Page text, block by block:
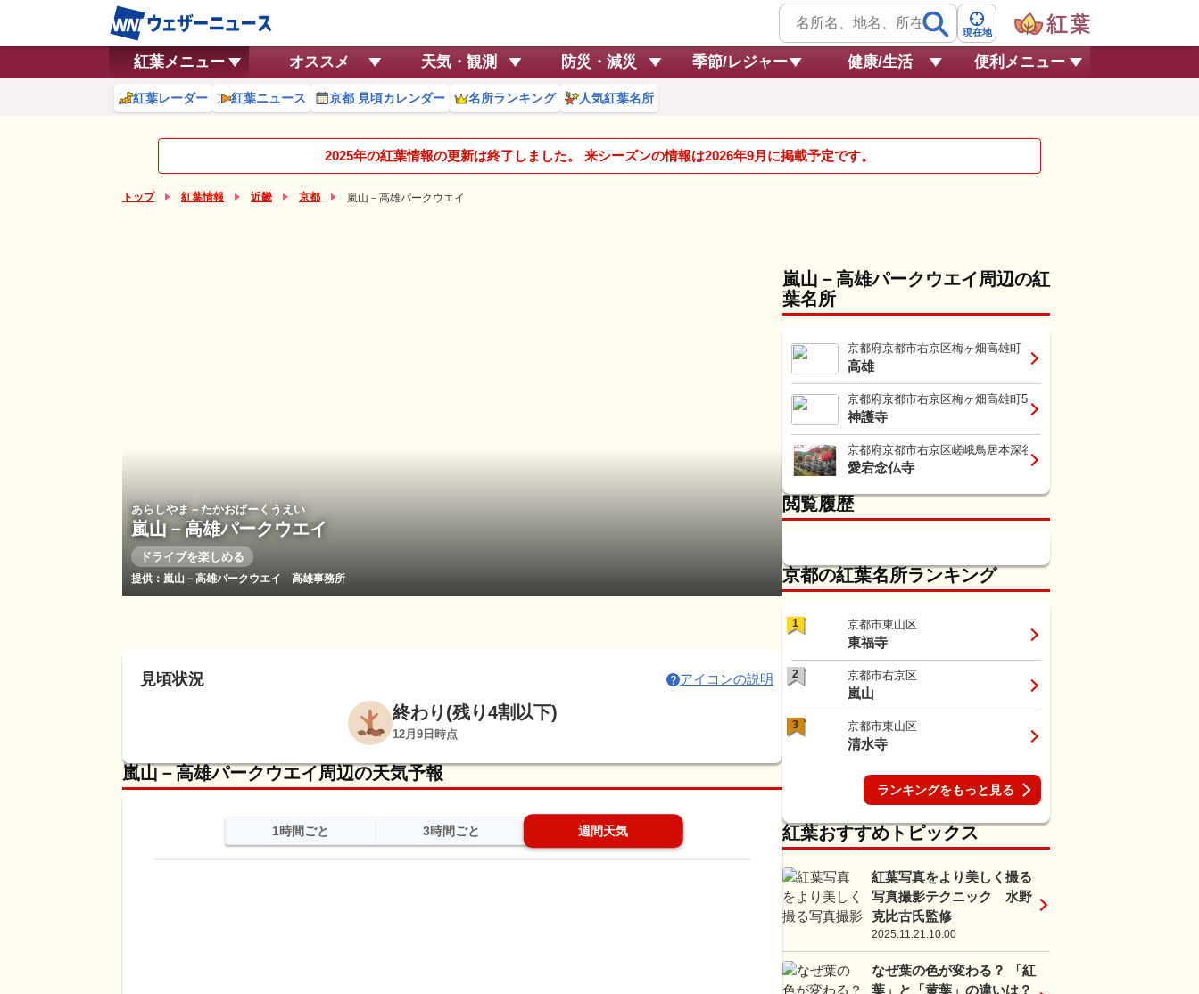
現在地
紅葉メニュー オススメ 天気・観測 防災・減災 季節/レジャー 健康/生活 便利メニュー
紅葉レーダー 紅葉ニュース 京都 見頃カレンダー 名所ランキング 人気紅葉名所
2025年の紅葉情報の更新は終了しました。 来シーズンの情報は2026年9月に掲載予定です。
トップ 紅葉情報 近畿 京都 嵐山－高雄パークウエイ
あらしやま－たかおぱーくうえい
嵐山－高雄パークウエイ
ドライブを楽しめる
提供：嵐山－高雄パークウエイ 高雄事務所
見頃状況 アイコンの説明
終わり(残り4割以下)
12月9日時点
嵐山－高雄パークウエイ周辺の天気予報
1時間ごと 3時間ごと 週間天気
嵐山－高雄パークウエイ周辺の紅
葉名所
京都府京都市右京区梅ヶ畑高雄町
高雄
京都府京都市右京区梅ヶ畑高雄町5
神護寺
京都府京都市右京区嵯峨鳥居本深谷町2-5
愛宕念仏寺
閲覧履歴
京都の紅葉名所ランキング
1 京都市東山区
東福寺
2 京都市右京区
嵐山
3 京都市東山区
清水寺
ランキングをもっと見る
紅葉おすすめトピックス
紅葉写真をより美しく撮る
写真撮影テクニック 水野
克比古氏監修
2025.11.21.10:00
なぜ葉の色が変わる？ 「紅
葉」と「黄葉」の違いは？